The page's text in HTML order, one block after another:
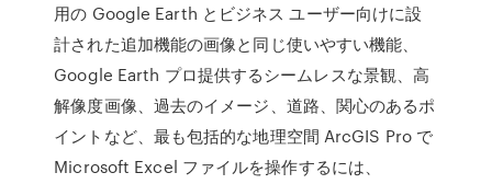
用の Google Earth とビジネス ユーザー向けに設
計された追加機能の画像と同じ使いやすい機能、
Google Earth プロ提供するシームレスな景観、高
解像度画像、過去のイメージ、道路、関心のあるポ
イントなど、最も包括的な地理空間 ArcGIS Pro で
Microsoft Excel ファイルを操作するには、